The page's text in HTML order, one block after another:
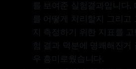
를 보여준 실험결과입니다.
를 어떻게 처리할지 그리고
지 측정하기 위한 지표를 고
험 결과 덕분에 명쾌해진
우 흥미로웠습니다.